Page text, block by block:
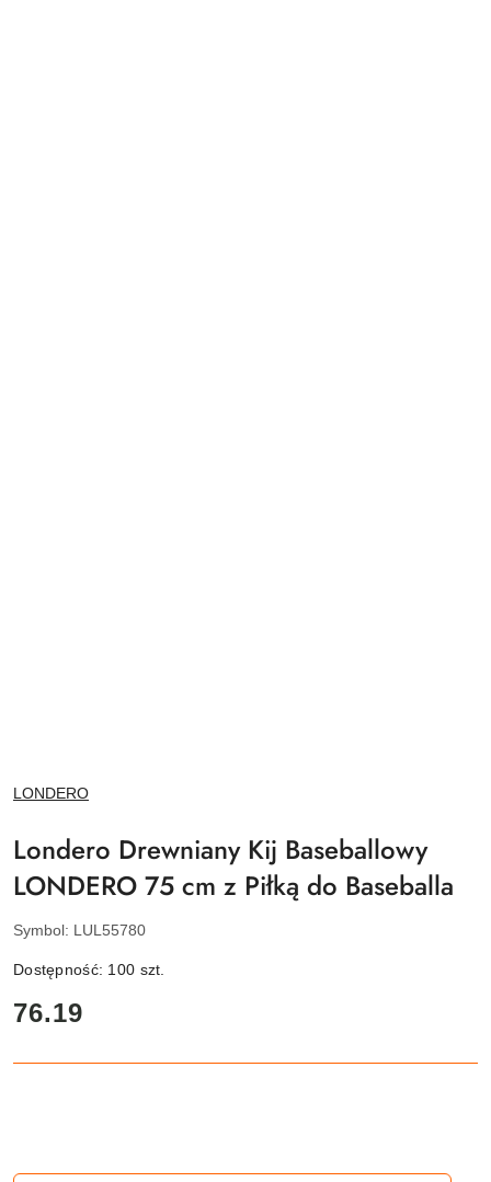
NAZWA
PRODUCENTA:
LONDERO
Londero Drewniany Kij Baseballowy
LONDERO 75 cm z Piłką do Baseballa
Symbol: LUL55780
Dostępność: 100 szt.
cena:
76.19